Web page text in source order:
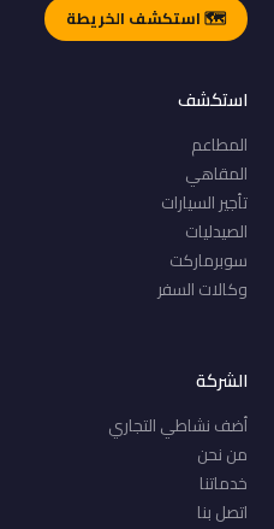
🗺️ استكشف الخريطة
استكشف
المطاعم
المقاهي
تأجير السيارات
الصيدليات
سوبرماركت
وكالات السفر
الشركة
أضف نشاطي التجاري
من نحن
خدماتنا
اتصل بنا